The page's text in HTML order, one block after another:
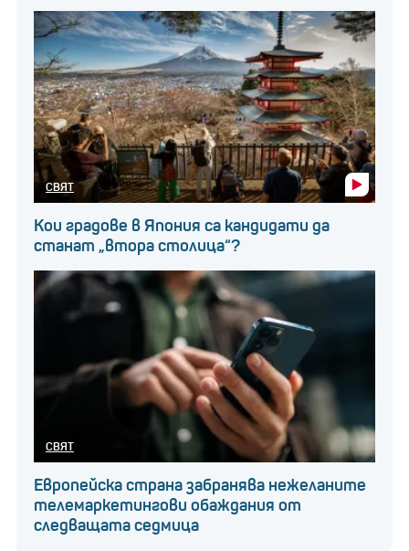
СВЯТ
Кои градове в Япония са кандидати да
станат „втора столица“?
СВЯТ
Европейска страна забранява нежеланите
телемаркетингови обаждания от
следващата седмица